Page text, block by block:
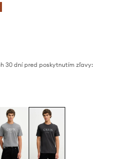
30 dní pred poskytnutím zľavy: